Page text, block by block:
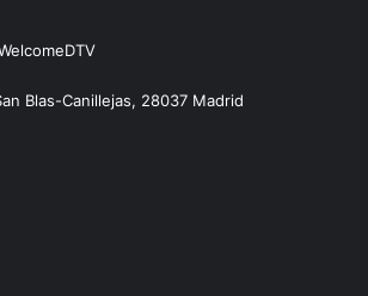
Blas-Canillejas, 28037 Madrid